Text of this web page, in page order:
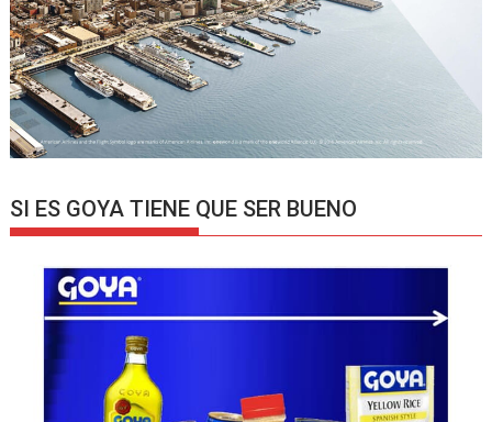
SI ES GOYA TIENE QUE SER BUENO